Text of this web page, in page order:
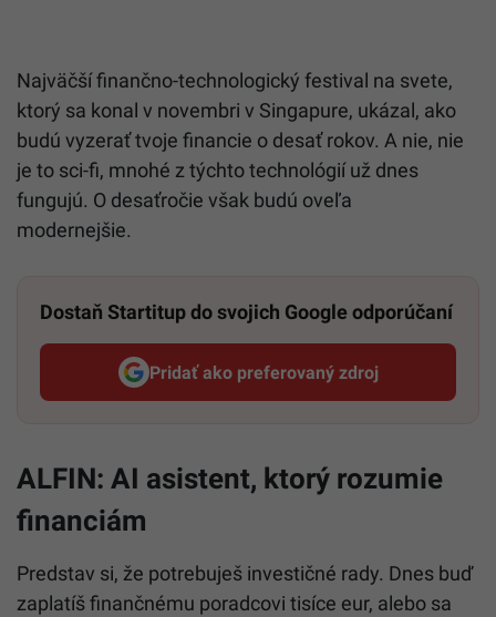
Najväčší finančno-technologický festival na svete,
ktorý sa konal v novembri v Singapure, ukázal, ako
budú vyzerať tvoje financie o desať rokov. A nie, nie
je to sci-fi, mnohé z týchto technológií už dnes
fungujú. O desaťročie však budú oveľa
modernejšie.
Dostaň Startitup do svojich Google odporúčaní
Pridať ako preferovaný zdroj
Startitup, odkaz sa otvorí v
ALFIN: AI asistent, ktorý rozumie
financiám
Predstav si, že potrebuješ investičné rady. Dnes buď
zaplatíš finančnému poradcovi tisíce eur, alebo sa